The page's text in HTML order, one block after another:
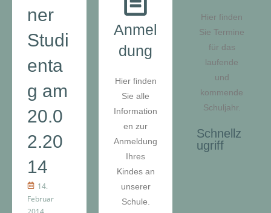
Anmel
dung
Hier finden
Sie alle
Information
en zur
Anmeldung
Ihres
Kindes an
unserer
Schule.
ner
Studi
enta
g am
20.0
2.20
14
14.
Februar
Hier finden
Sie Termine
für das
laufende
und
kommende
Schuljahr.
Schnellz
ugriff